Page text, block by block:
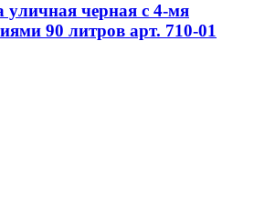
черная c 4-мя
90 литров арт. 710-01